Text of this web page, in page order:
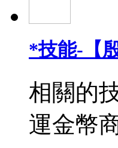
*技能-【
相關的
運金幣